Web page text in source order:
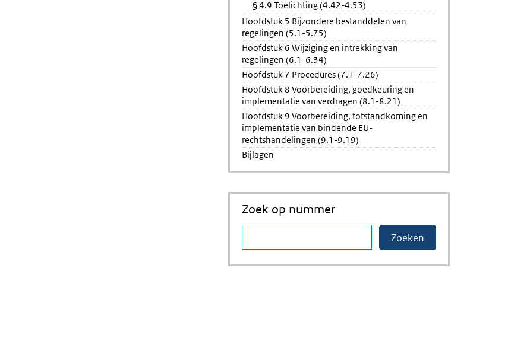
§ 4.9 Toelichting (4.42-4.53)
Hoofdstuk 5 Bijzondere bestanddelen van
regelingen (5.1-5.75)
Hoofdstuk 6 Wijziging en intrekking van
regelingen (6.1-6.34)
Hoofdstuk 7 Procedures (7.1-7.26)
Hoofdstuk 8 Voorbereiding, goedkeuring en
implementatie van verdragen (8.1-8.21)
Hoofdstuk 9 Voorbereiding, totstandkoming en
implementatie van bindende EU-
rechtshandelingen (9.1-9.19)
Bijlagen
Zoek op nummer